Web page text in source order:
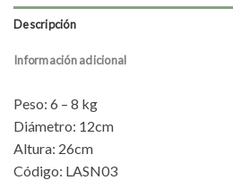
Descripción
Información adicional
Peso: 6 – 8 kg
Diámetro: 12cm
Altura: 26cm
Código: LASN03